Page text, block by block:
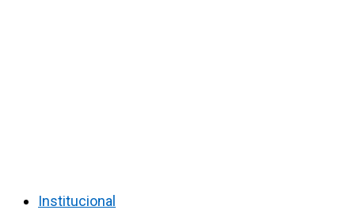
Institucional